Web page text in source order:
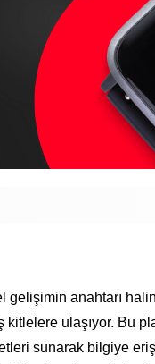
anahtarı
ulaşıyor. Bu
sunarak bilgiye